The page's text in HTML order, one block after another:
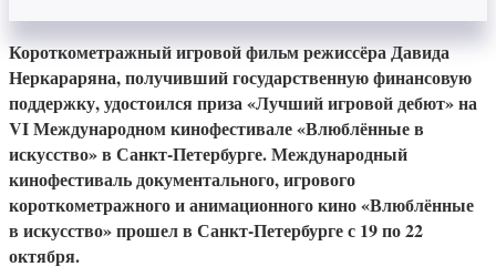
Короткометражный игровой фильм режиссёра Давида
Неркараряна, получивший государственную финансовую
поддержку, удостоился приза «Лучший игровой дебют» на
VI Международном кинофестивале «Влюблённые в
искусство» в Санкт-Петербурге. Международный
кинофестиваль документального, игрового
короткометражного и анимационного кино «Влюблённые
в искусство» прошел в Санкт-Петербурге с 19 по 22
октября.